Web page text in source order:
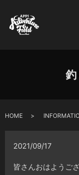
HOME
2021/09/17
皆さんおはようご